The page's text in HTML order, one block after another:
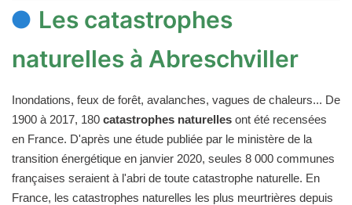
Les catastrophes
naturelles à Abreschviller
Inondations, feux de forêt, avalanches, vagues de chaleurs... De
1900 à 2017, 180 catastrophes naturelles ont été recensées
en France. D'après une étude publiée par le ministère de la
transition énergétique en janvier 2020, seules 8 000 communes
françaises seraient à l'abri de toute catastrophe naturelle. En
France, les catastrophes naturelles les plus meurtrières depuis